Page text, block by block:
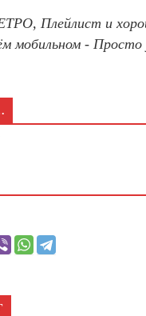
Плейлист и
мобильном - Просто